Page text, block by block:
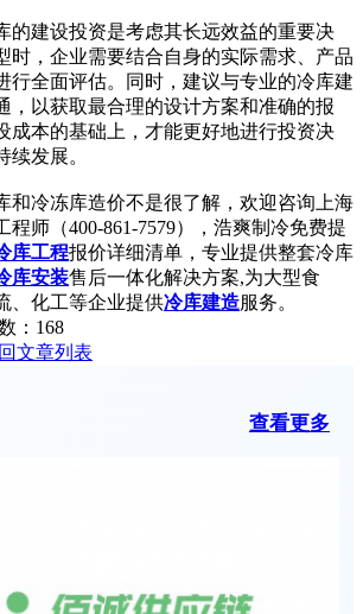
建设投资是考虑其长远效益的重要决
时，企业需要结合自身的实际需求、产品
行全面评估。同时，建议与专业的冷库建
，以获取最合理的设计方案和准确的报
成本的基础上，才能更好地进行投资决
续发展。
冷冻库造价不是很了解，欢迎咨询上海
程师（400-861-7579），浩爽制冷免费提
库工程报价详细清单，专业提供整套冷库
库安装售后一体化解决方案,为大型食
、化工等企业提供冷库建造服务。
： 168
文章列表
查看更多